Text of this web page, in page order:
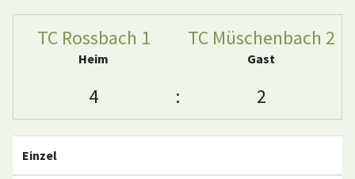
TC Rossbach 1
Heim
TC Müschenbach 2
Gast
4 : 2
Einzel